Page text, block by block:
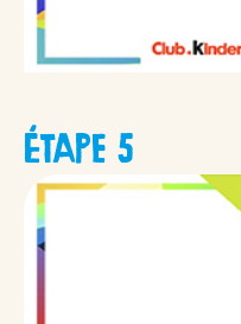
ÉTAPE 5